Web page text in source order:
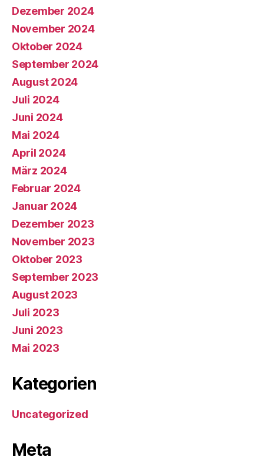
Dezember 2024
November 2024
Oktober 2024
September 2024
August 2024
Juli 2024
Juni 2024
Mai 2024
April 2024
März 2024
Februar 2024
Januar 2024
Dezember 2023
November 2023
Oktober 2023
September 2023
August 2023
Juli 2023
Juni 2023
Mai 2023
Kategorien
Uncategorized
Meta